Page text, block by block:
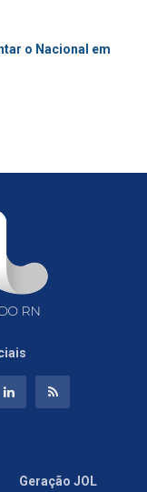
o Nacional em
Geração JOL